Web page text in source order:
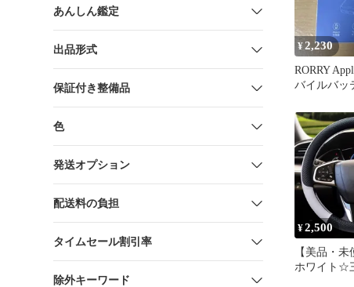
あんしん鑑定
出品形式
保証付き整備品
色
発送オプション
配送料の負担
タイムセール割引率
除外キーワード
¥2,230
RORRY
バイルバッ
¥2,500
【美品・
ホワイト☆